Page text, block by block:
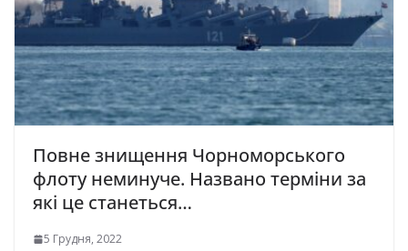
Повне знищення Чорноморського
флоту неминуче. Названо терміни за
які це станеться…
5 Грудня, 2022